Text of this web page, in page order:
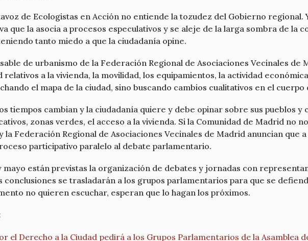
de Ecologistas en Acción no entiende la tozudez del Gobierno regional.
que la asocia a procesos especulativos y se aleje de la larga sombra de la
tanto miedo a que la ciudadanía opine.
de urbanismo de la Federación Regional de Asociaciones Vecinales de
relativos a la vivienda, la movilidad, los equipamientos, la actividad
el mapa de la ciudad, sino buscando cambios cualitativos en el cuerpo
tiempos cambian y la ciudadanía quiere y debe opinar sobre sus pueblos y
zonas verdes, el acceso a la vivienda. Si la Comunidad de Madrid no
la Federación Regional de Asociaciones Vecinales de Madrid anuncian que
participativo paralelo al debate parlamentario.
mayo están previstas la organización de debates y jornadas con
conclusiones se trasladarán a los grupos parlamentarios para que se
no quieren escuchar, esperan que lo hagan los próximos.
el Derecho a la Ciudad pedirá a los Grupos Parlamentarios de la Asamblea